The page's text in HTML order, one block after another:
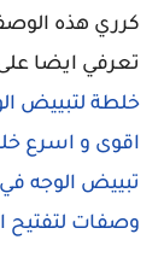
كرري هذه
تعرفي ايضا
خلطة لتبييض
اقوى و اسرع
تبييض الوجه
وصفات لتفتيح